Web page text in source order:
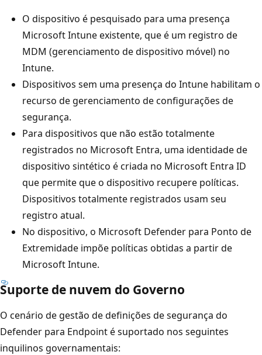
O dispositivo é pesquisado para uma presença
Microsoft Intune existente, que é um registro de
MDM (gerenciamento de dispositivo móvel) no
Intune.
Dispositivos sem uma presença do Intune habilitam o
recurso de gerenciamento de configurações de
segurança.
Para dispositivos que não estão totalmente
registrados no Microsoft Entra, uma identidade de
dispositivo sintético é criada no Microsoft Entra ID
que permite que o dispositivo recupere políticas.
Dispositivos totalmente registrados usam seu
registro atual.
No dispositivo, o Microsoft Defender para Ponto de
Extremidade impõe políticas obtidas a partir de
Microsoft Intune.
Suporte de nuvem do Governo
O cenário de gestão de definições de segurança do
Defender para Endpoint é suportado nos seguintes
inquilinos governamentais: